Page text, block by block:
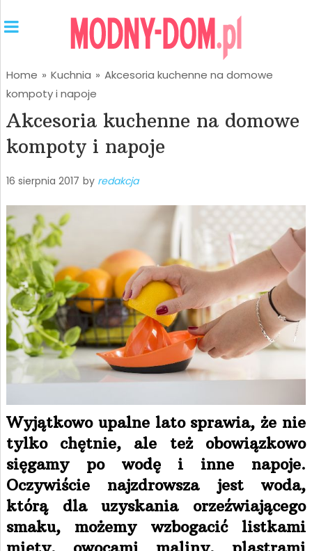
Home » Kuchnia » Akcesoria kuchenne na domowe
kompoty i napoje
Akcesoria kuchenne na domowe
kompoty i napoje
16 sierpnia 2017 by redakcja
Wyjątkowo upalne lato sprawia, że nie
tylko chętnie, ale też obowiązkowo
sięgamy po wodę i inne napoje.
Oczywiście najzdrowsza jest woda,
którą dla uzyskania orzeźwiającego
smaku, możemy wzbogacić listkami